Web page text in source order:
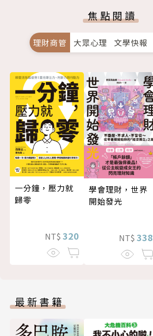
焦點閱讀
理財商管 大眾心理 文學快報
一分鐘，壓力就
歸零
NT$ 320
學會理財，世界
開始發光
NT$ 338
最新書籍